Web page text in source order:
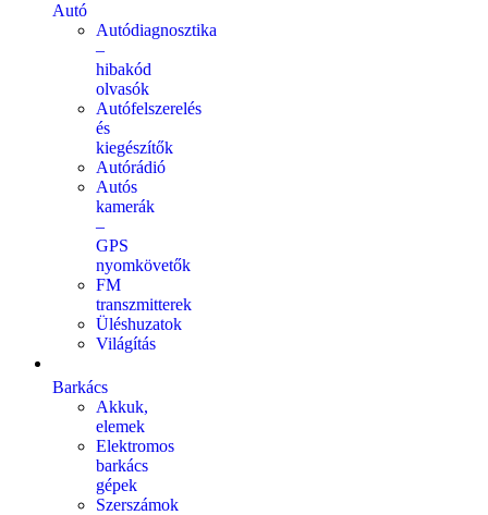
Autó
Autódiagnosztika
–
hibakód
olvasók
Autófelszerelés
és
kiegészítők
Autórádió
Autós
kamerák
–
GPS
nyomkövetők
FM
transzmitterek
Üléshuzatok
Világítás
Barkács
Akkuk,
elemek
Elektromos
barkács
gépek
Szerszámok